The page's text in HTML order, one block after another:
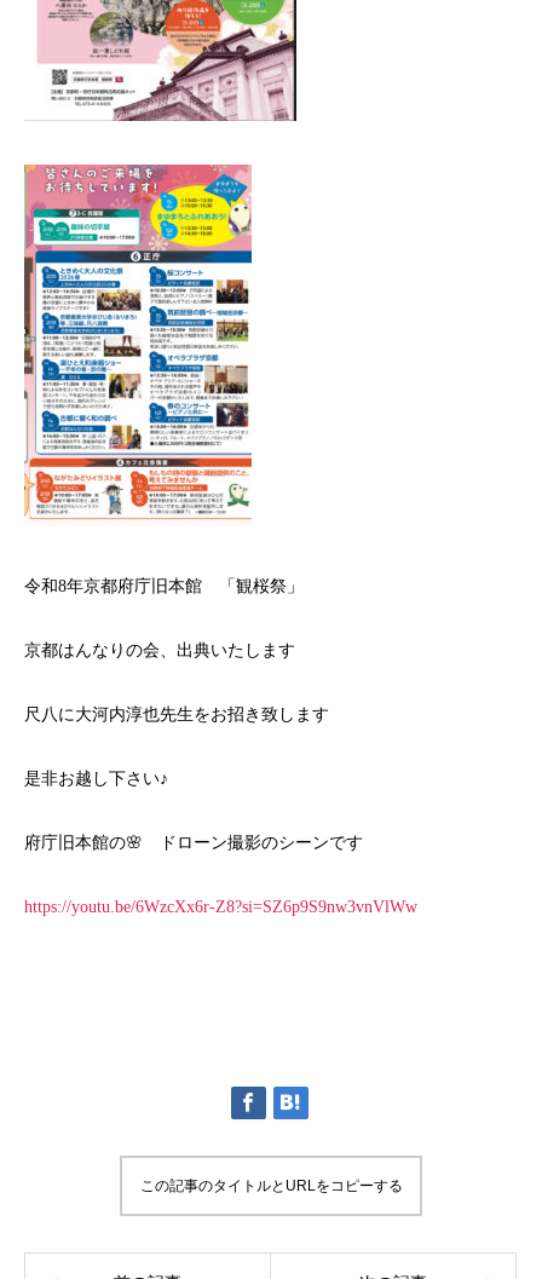
令和8年京都府庁旧本館 「観桜祭」
京都はんなりの会、出典いたします
尺八に大河内淳也先生をお招き致します
是非お越し下さい♪
府庁旧本館の🌸 ドローン撮影のシーンです
https://youtu.be/6WzcXx6r-Z8?si=SZ6p9S9nw3vnVlWw
この記事のタイトルとURLをコピーする